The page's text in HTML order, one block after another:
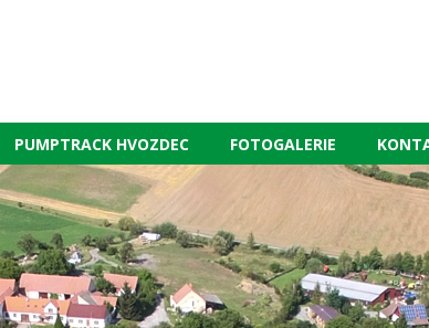
PUMPTRACK HVOZDEC FOTOGALERIE